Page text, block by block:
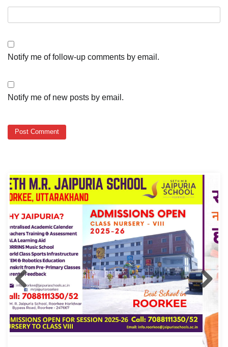
Notify me of follow-up comments by email.
Notify me of new posts by email.